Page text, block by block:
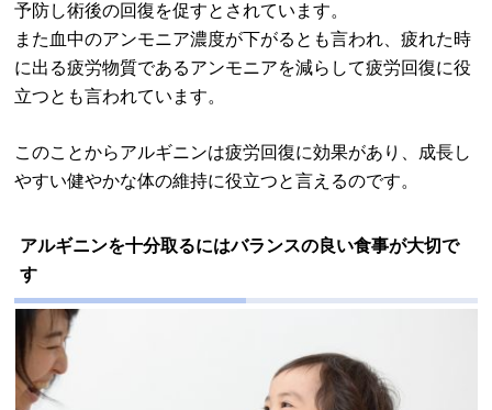
予防し術後の回復を促すとされています。
また血中のアンモニア濃度が下がるとも言われ、疲れた時
に出る疲労物質であるアンモニアを減らして疲労回復に役
立つとも言われています。
このことからアルギニンは疲労回復に効果があり、成長し
やすい健やかな体の維持に役立つと言えるのです。
アルギニンを十分取るにはバランスの良い食事が大切で
す